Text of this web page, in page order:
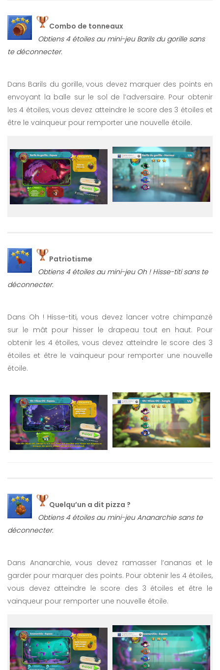
Combo de tonneaux
Obtiens 4 étoiles au mini-jeu Barils du gorille sans
te déconnecter.
Dans Barils du gorille, vous devez marquer des points en
envoyant la balle sur le sol de l’adversaire. Pour obtenir
les 4 étoiles, vous devez atteindre le score des 3 étoiles et
être le vainqueur pour remporter une nouvelle étoile.
Patriotisme
Obtiens 4 étoiles au mini-jeu Oh ! Hisse-titi sans te
déconnecter.
Dans Oh ! Hisse-titi, vous devez lancer votre chimpanzé
sur le mât pour hisser le drapeau tout en haut. Pour
obtenir les 4 étoiles, vous devez atteindre le score des 3
étoiles et être le vainqueur pour remporter une nouvelle
étoile.
Quelqu’un a dit pizza ?
Obtiens 4 étoiles au mini-jeu Ananarchie sans te
déconnecter.
Dans Ananarchie, vous devez ramasser l’ananas et le
garder pour marquer des points. Pour obtenir les 4 étoiles,
vous devez atteindre le score des 3 étoiles et être le
vainqueur pour remporter une nouvelle étoile.